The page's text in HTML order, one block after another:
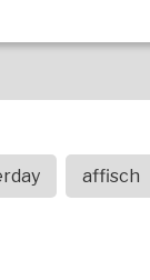
affisch